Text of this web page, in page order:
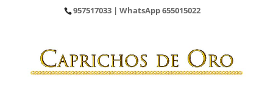
957517033 | WhatsApp655015022